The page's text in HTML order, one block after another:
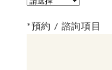
*預約 / 諮詢項目